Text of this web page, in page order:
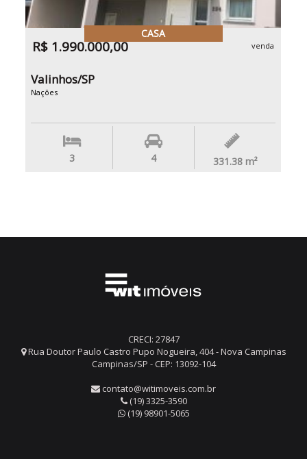
CASA
R$ 1.990.000,00 venda
Valinhos/SP
Nações
3 4 331.38 m²
CRECI: 27847
Rua Doutor Paulo Castro Pupo Nogueira, 404 - Nova Campinas
Campinas/SP - CEP: 13092-104
contato@witimoveis.com.br
(19) 3325-3590
(19) 98901-5065